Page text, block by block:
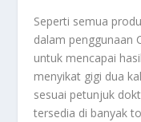
Seperti semua
dalam penggunaan
untuk mencapai
menyikat gigi dua
sesuai petunjuk
tersedia di banyak